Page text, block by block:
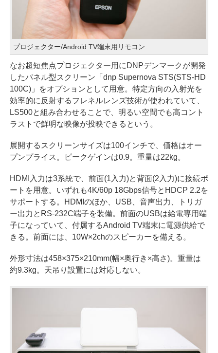
プロジェクター/Android TV端末用リモコン
なお超短焦点プロジェクター用にDNPデンマークが開発
したパネル型スクリーン「dnp Supernova STS(STS-HD
100C)」をオプションとして用意。特定方向の入射光を
効率的に反射するフレネルレンズ技術が使われていて、
LS500と組み合わせることで、明るい空間でも高コント
ラストで鮮明な映像が投映できるという。
展開するスクリーンサイズは100インチで、価格はオー
プンプライス。ピークゲインは0.9。重量は22kg。
HDMI入力は3系統で、前面(1入力)と背面(2入力)に接続ポ
ートを用意。いずれも4K/60p 18Gbps信号とHDCP 2.2を
サポートする。HDMIのほか、USB、音声出力、トリガ
ー出力とRS-232C端子を装備。前面のUSBは給電専用端
子になっていて、付属するAndroid TV端末に電源供給で
きる。前面には、10W×2chのスピーカーを備える。
外形寸法は458×375×210mm(幅×奥行き×高さ)。重量は
約9.3kg。天吊り設置には対応しない。